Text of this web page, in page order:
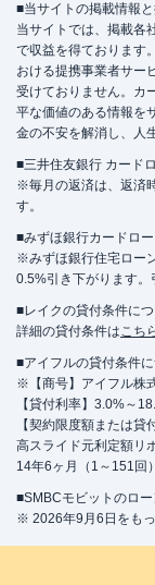
■当サイトの掲載情報
当サイトでは、掲載各
で収益を得ております
おける提携事業者サー
受けておりません。カ
平な価値のある情報を
金の不安を解消し、人
■三井住友銀行 カード
※毎月の返済は、返済
す。
■みずほ銀行カードロ
※みずほ銀行住宅ロー
0.5%引き下がります。
■レイクの貸付条件に
詳細の貸付条件はこち
■アイフルの貸付条件
※【商号】アイフル株
【貸付利率】3.0%～
【契約限度額または
高スライド元利定額リ
14年6ヶ月（1～151回
■SMBCモビットのロ
※ 2026年9月6日をもっ